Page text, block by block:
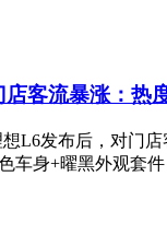
客流暴涨：热
L6发布后，对门
车身+曜黑外观套